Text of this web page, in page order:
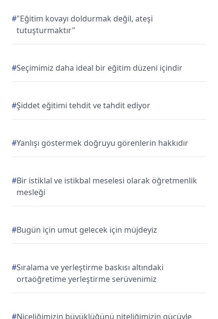
#"Eğitim kovayı doldurmak değil, ateşi
tutuşturmaktır"
#Seçimimiz daha ideal bir eğitim düzeni içindir
#Şiddet eğitimi tehdit ve tahdit ediyor
#Yanlışı göstermek doğruyu görenlerin hakkıdır
#Bir istiklal ve istikbal meselesi olarak öğretmenlik
mesleği
#Bugün için umut gelecek için müjdeyiz
#Sıralama ve yerleştirme baskısı altındaki
ortaöğretime yerleştirme serüvenimiz
#Niceliğimizin büyüklüğünü niteliğimizin gücüyle